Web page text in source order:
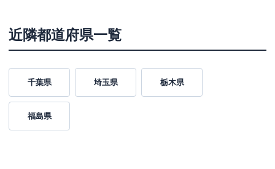
近隣都道府県一覧
千葉県 埼玉県 栃木県
福島県